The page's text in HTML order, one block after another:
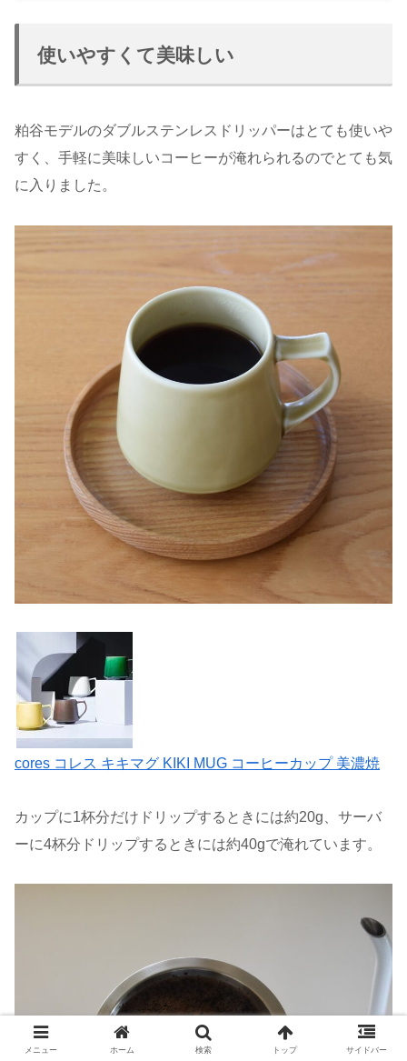
使いやすくて美味しい
粕谷モデルのダブルステンレスドリッパーはとても使いや
すく、手軽に美味しいコーヒーが淹れられるのでとても気
に入りました。
cores コレス キキマグ KIKI MUG コーヒーカップ 美濃焼
カップに1杯分だけドリップするときには約20g、サーバ
ーに4杯分ドリップするときには約40gで淹れています。
メニュー ホーム 検索 トップ サイドバー